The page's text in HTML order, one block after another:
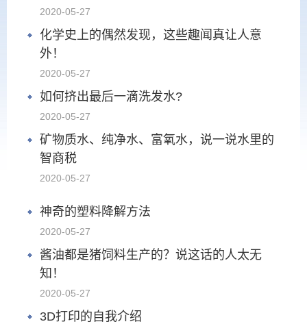
2020-05-27
化学史上的偶然发现，这些趣闻真让人意
外！
2020-05-27
如何挤出最后一滴洗发水?
2020-05-27
矿物质水、纯净水、富氧水，说一说水里的
智商税
2020-05-27
神奇的塑料降解方法
2020-05-27
酱油都是猪饲料生产的？说这话的人太无
知！
2020-05-27
3D打印的自我介绍